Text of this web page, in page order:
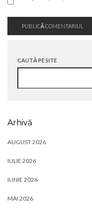
CAUTĂ PE SITE
Arhivă
AUGUST 2026
IULIE 2026
IUNIE 2026
MAI 2026